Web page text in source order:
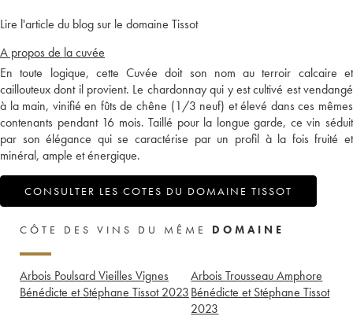
Lire l'article du blog sur le domaine Tissot
A propos de la cuvée
En toute logique, cette Cuvée doit son nom au terroir calcaire et
caillouteux dont il provient. Le chardonnay qui y est cultivé est vendangé
à la main, vinifié en fûts de chêne (1/3 neuf) et élevé dans ces mêmes
contenants pendant 16 mois. Taillé pour la longue garde, ce vin séduit
par son élégance qui se caractérise par un profil à la fois fruité et
minéral, ample et énergique.
CONSULTER LES COTES DU DOMAINE TISSOT
CÔTE DES VINS DU MÊME DOMAINE
Arbois Poulsard Vieilles Vignes
Bénédicte et Stéphane Tissot 2023
Arbois Trousseau Amphore
Bénédicte et Stéphane Tissot
2023